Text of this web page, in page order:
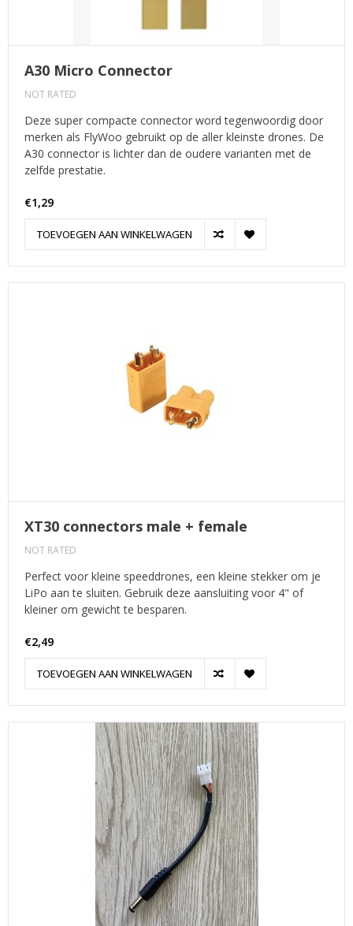
A30 Micro Connector
NOT RATED
Deze super compacte connector word tegenwoordig door
merken als FlyWoo gebruikt op de aller kleinste drones. De
A30 connector is lichter dan de oudere varianten met de
zelfde prestatie.
€1,29
TOEVOEGEN AAN WINKELWAGEN
XT30 connectors male + female
NOT RATED
Perfect voor kleine speeddrones, een kleine stekker om je
LiPo aan te sluiten. Gebruik deze aansluiting voor 4" of
kleiner om gewicht te besparen.
€2,49
TOEVOEGEN AAN WINKELWAGEN